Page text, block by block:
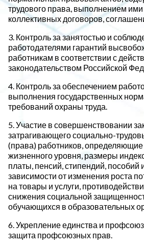
трудового права, выполнением
коллективных договоров,
3. Контроль за занятостью и
работодателями гарантий
работникам в соответствии с
законодательством Российской
4. Контроль за обеспечением
выполнения государственных
требований охраны труда.
5. Участие в совершенствовании
затрагивающего социально-
(права) работников,
жизненного уровня, размеры
платы, пенсий, стипендий, пособий
зависимости от изменения роста
на товары и услуги,
снижения социальной
обучающихся в образовательных
6. Укрепление единства и
защита профсоюзных прав.